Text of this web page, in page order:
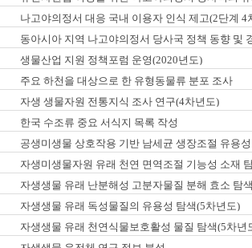
도)
나고야의정서 대응 국내 이용자 인식 제고(2단계 4
동아시아 지역 나고야의정서 당사국 정책 동향 및
석 최종보고서
생물산업 지원 정책포럼 운영(2020년도)
주요 하천을 대상으로 한 유형동물류 분포 조사
자생 생물자원 전통지식 조사 연구(4차년도)
한국 수조류 중요 서식지 목록 작성
공생미생물 상호작용 기반 남세균 생장조절 유용
자생미생물자원 유래 천연 면역조절 기능성 소재
자생생물 유래 난분해성 고분자물질 분해 효소 탐
자생생물 유래 독성물질의 유용성 탐색(5차년도)
자생생물 유래 천연식물보호활성 물질 탐색(5차년